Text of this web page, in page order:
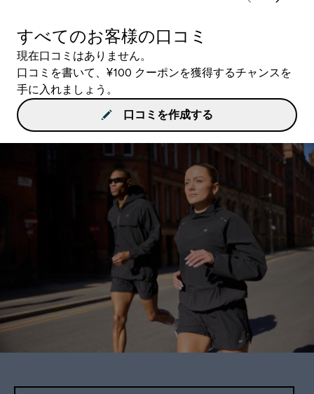
すべてのお客様の口コミ
現在口コミはありません。
口コミを書いて、¥100 クーポンを獲得するチャンスを
手に入れましょう。
口コミを作成する